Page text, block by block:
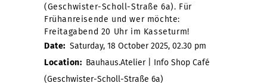
(Geschwister-Scholl-Straße 6a). Für
Frühanreisende und wer möchte:
Freitagabend 20 Uhr im Kasseturm!
Date: Saturday, 18 October 2025, 02.30 pm
Location: Bauhaus.Atelier | Info Shop Café
(Geschwister-Scholl-Straße 6a)